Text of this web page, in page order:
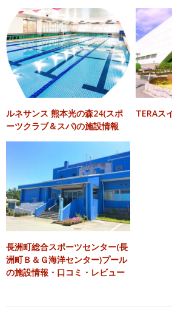
子どもの年齢にあった言葉
のない運動量を設定してい
る内容を分解して練習をし
に合わせ、ひとりひとりに
アドバイスします。
ひとつのことをやりとげた
も自身に「できた」という
れ、新たな意欲を生みだし
にチャレンジしていきます
やる気を応援し、成長を可
級システム」
お子さまの上達度合いを継
きるように進級制度を設け
KONAMI SPORTS
子どもを泳がせている間に買い物が出来き
駐車場ならプールの更衣室横につけられ
何より曜日の振替や欠席届はネットで出来
?参考になった0
▶指 導：★★★★★
▶料 金：★★★★☆
▶設 備：★★★☆☆
▶混 雑：★★★☆☆
▶立 地：★★★★☆
男性
必須評価をして下さい(5段階)
総 合 ▶
混 雑 ▶
料 金 ▶
口コミ・レビュー本文
ルネサンス 熊本光の森24(スポ
ーツクラブ＆スパ)の施設情報
TERAス
長洲町総合スポーツセンター(長
洲町Ｂ＆Ｇ海洋センター)プール
の施設情報・口コミ・レビュー